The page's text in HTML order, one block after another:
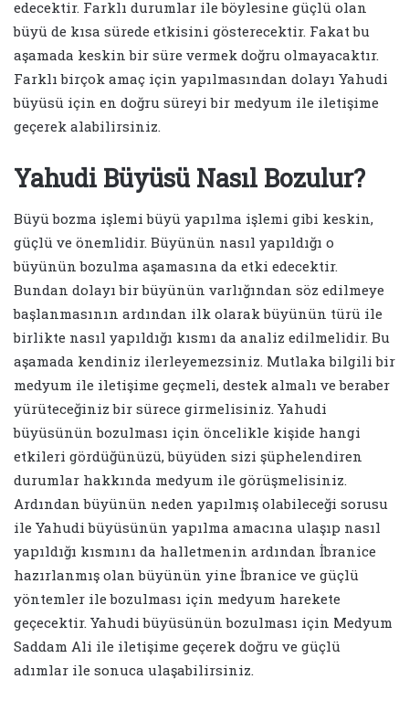
edecektir. Farklı durumlar ile böylesine güçlü olan
büyü de kısa sürede etkisini gösterecektir. Fakat bu
aşamada keskin bir süre vermek doğru olmayacaktır.
Farklı birçok amaç için yapılmasından dolayı Yahudi
büyüsü için en doğru süreyi bir medyum ile iletişime
geçerek alabilirsiniz.
Yahudi Büyüsü Nasıl Bozulur?
Büyü bozma işlemi büyü yapılma işlemi gibi keskin,
güçlü ve önemlidir. Büyünün nasıl yapıldığı o
büyünün bozulma aşamasına da etki edecektir.
Bundan dolayı bir büyünün varlığından söz edilmeye
başlanmasının ardından ilk olarak büyünün türü ile
birlikte nasıl yapıldığı kısmı da analiz edilmelidir. Bu
aşamada kendiniz ilerleyemezsiniz. Mutlaka bilgili bir
medyum ile iletişime geçmeli, destek almalı ve beraber
yürüteceğiniz bir sürece girmelisiniz. Yahudi
büyüsünün bozulması için öncelikle kişide hangi
etkileri gördüğünüzü, büyüden sizi şüphelendiren
durumlar hakkında medyum ile görüşmelisiniz.
Ardından büyünün neden yapılmış olabileceği sorusu
ile Yahudi büyüsünün yapılma amacına ulaşıp nasıl
yapıldığı kısmını da halletmenin ardından İbranice
hazırlanmış olan büyünün yine İbranice ve güçlü
yöntemler ile bozulması için medyum harekete
geçecektir. Yahudi büyüsünün bozulması için Medyum
Saddam Ali ile iletişime geçerek doğru ve güçlü
adımlar ile sonuca ulaşabilirsiniz.